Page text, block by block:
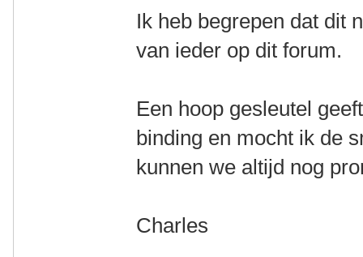
Ik heb begrepen dat dit
van ieder op dit forum.
Een hoop gesleutel
binding en mocht ik de
kunnen we altijd nog
Charles